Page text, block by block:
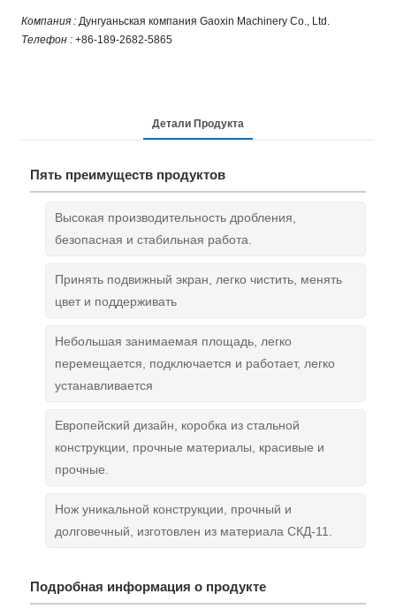
Компания :Дунгуаньская компания Gaoxin Machinery Co., Ltd.
Телефон :+86-189-2682-5865
Детали Продукта
Пять преимуществ продуктов
Высокая производительность дробления,
безопасная и стабильная работа.
Принять подвижный экран, легко чистить, менять
цвет и поддерживать
Небольшая занимаемая площадь, легко
перемещается, подключается и работает, легко
устанавливается
Европейский дизайн, коробка из стальной
конструкции, прочные материалы, красивые и
прочные.
Нож уникальной конструкции, прочный и
долговечный, изготовлен из материала СКД-11.
Подробная информация о продукте